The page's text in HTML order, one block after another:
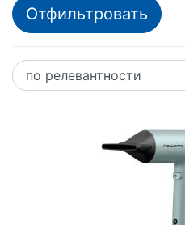
Отфильтровать